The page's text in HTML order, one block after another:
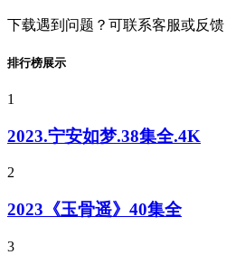
下载遇到问题？可联系客服或反馈
排行榜展示
1
2023.宁安如梦.38集全.4K
2
2023《玉骨遥》40集全
3